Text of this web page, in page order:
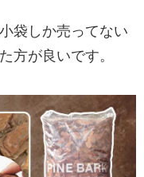
袋しか売ってない
方が良いです。